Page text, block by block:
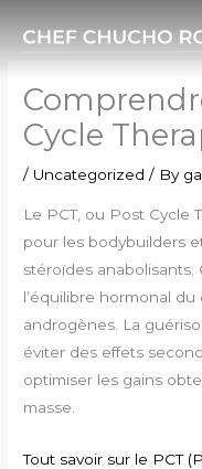
Cycle
/ Uncategorized / By
Le PCT, ou Post Cycle
pour les bodybuilders
stéroïdes anabolisants.
l’équilibre hormonal
androgènes. La
éviter des effets
optimiser les gains
masse.
Tout savoir sur le PCT